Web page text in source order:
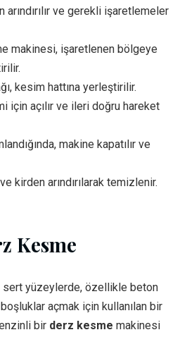
ve gerekli işaretlemeler
makinesi, işaretlenen bölgeye
kesim hattına yerleştirilir.
için açılır ve ileri doğru hareket
makine kapatılır ve
kirden arındırılarak temizlenir.
Kesme
sert yüzeylerde, özellikle beton
açmak için kullanılan bir
bir derz kesme makinesi